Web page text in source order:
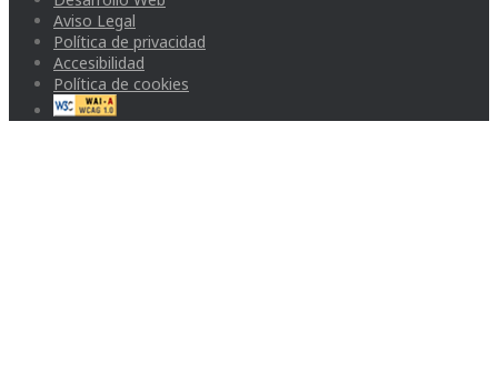
Aviso Legal
Política de privacidad
Accesibilidad
Política de cookies